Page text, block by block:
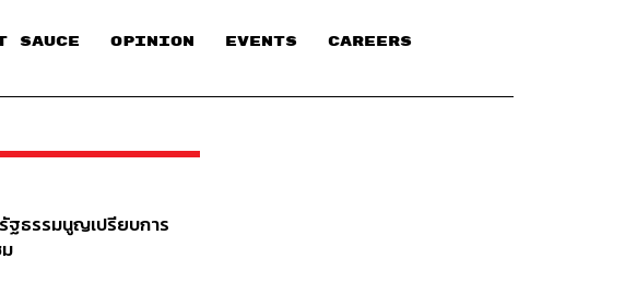
SAUCE​ OPINION EVENTS CAREERS
ฐธรรมนูญเปรียบการ